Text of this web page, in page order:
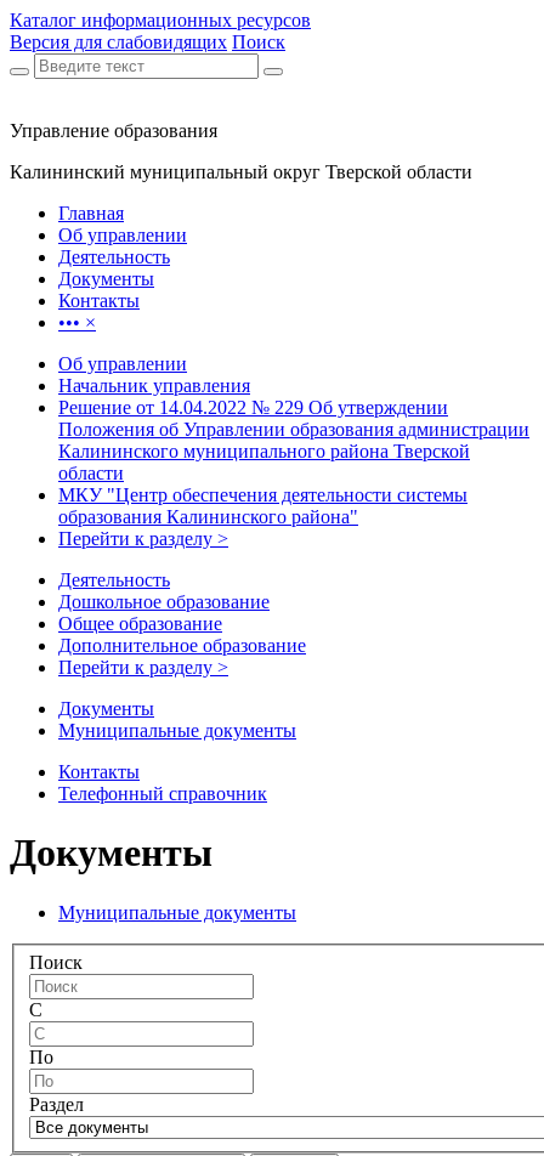
Каталог информационных ресурсов
Версия для слабовидящих Поиск
Управление образования
Калининский муниципальный округ Тверской области
Главная
Об управлении
Деятельность
Документы
Контакты
••• ×
Об управлении
Начальник управления
Решение от 14.04.2022 № 229 Об утверждении
Положения об Управлении образования администрации
Калининского муниципального района Тверской
области
МКУ "Центр обеспечения деятельности системы
образования Калининского района"
Перейти к разделу >
Деятельность
Дошкольное образование
Общее образование
Дополнительное образование
Перейти к разделу >
Документы
Муниципальные документы
Контакты
Телефонный справочник
Документы
Муниципальные документы
Поиск
С
По
Раздел